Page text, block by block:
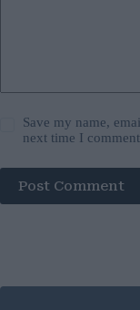
Save my name,
next time I
Post Comment